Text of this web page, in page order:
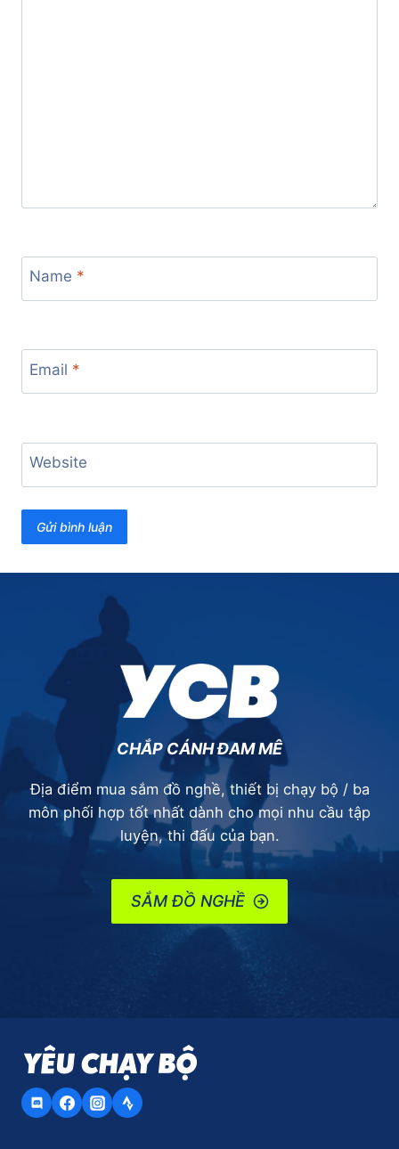
Name *
Email *
Website
CHẮP CÁNH ĐAM MÊ
Địa điểm mua sắm đồ nghề, thiết bị chạy bộ / ba
môn phối hợp tốt nhất dành cho mọi nhu cầu tập
luyện, thi đấu của bạn.
SẮM ĐỒ NGHỀ